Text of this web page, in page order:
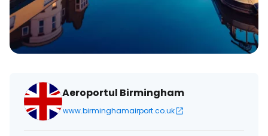
Aeroportul Birmingham
www.birminghamairport.co.uk